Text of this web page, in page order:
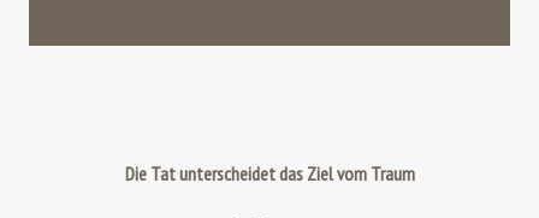
Die Tat unterscheidet das Ziel vom Traum